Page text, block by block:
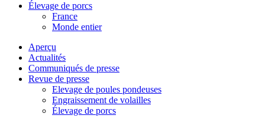
Élevage de porcs
France
Monde entier
Aperçu
Actualités
Communiqués de presse
Revue de presse
Elevage de poules pondeuses
Engraissement de volailles
Élevage de porcs